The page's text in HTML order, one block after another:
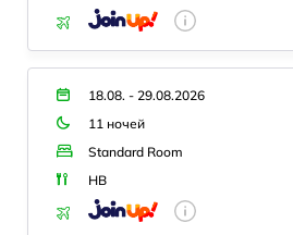
18.08. - 29.08.2026
11 ночей
Standard Room
HB